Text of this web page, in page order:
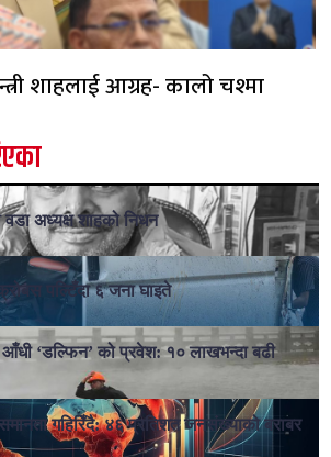
शाहलाई आग्रह- कालो चश्मा
अध्यक्ष शाहको निधन
पल्टिँदा ६ जना घाइते
आँधी ‘डल्फिन’ को प्रवेश: १० लाखभन्दा बढी
गहिरिँदै: ४६ प्रतिशत जनसंख्याको बराबर